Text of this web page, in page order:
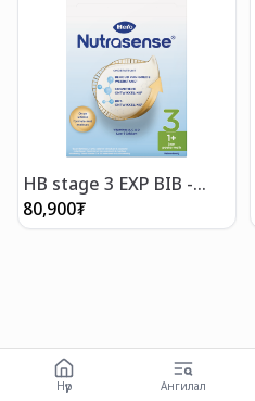
HB stage 3 EXP BIB -
Хүүхдийн сүү 12-24 сар
80,900₮
Нүүр Ангилал